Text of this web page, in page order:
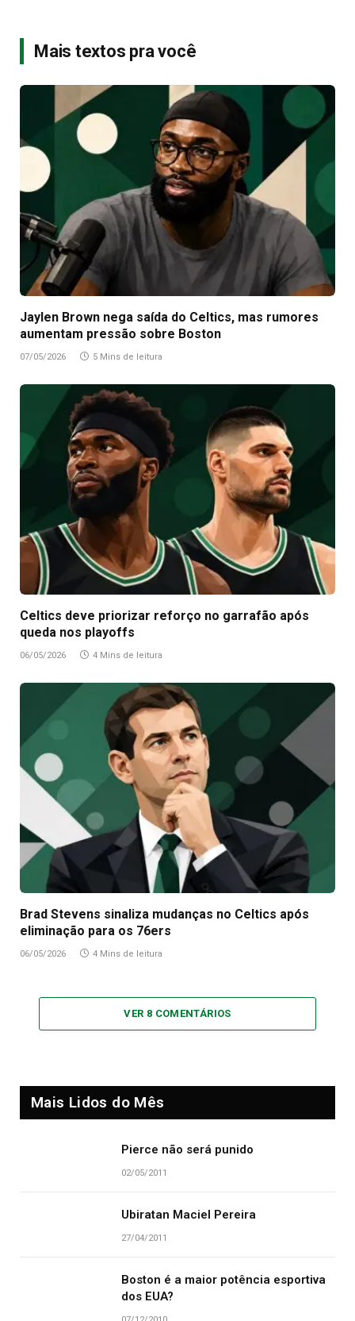
Mais textos pra você
Jaylen Brown nega saída do Celtics, mas rumores
aumentam pressão sobre Boston
07/05/2026 5 Mins de leitura
Celtics deve priorizar reforço no garrafão após
queda nos playoffs
06/05/2026 4 Mins de leitura
Brad Stevens sinaliza mudanças no Celtics após
eliminação para os 76ers
06/05/2026 4 Mins de leitura
VER 8 COMENTÁRIOS
Mais Lidos do Mês
Pierce não será punido
02/05/2011
Ubiratan Maciel Pereira
27/04/2011
Boston é a maior potência esportiva
dos EUA?